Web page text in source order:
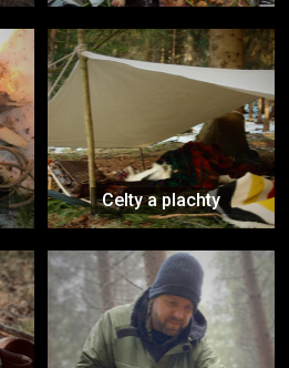
Celty a plachty